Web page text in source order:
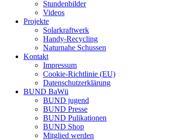
Stundenbilder
Videos
Projekte
Solarkraftwerk
Handy-Recycling
Naturnahe Schussen
Kontakt
Impressum
Cookie-Richtlinie (EU)
Datenschutzerklärung
BUND BaWü
BUND jugend
BUND Presse
BUND Pulikationen
BUND Shop
Mitglied werden